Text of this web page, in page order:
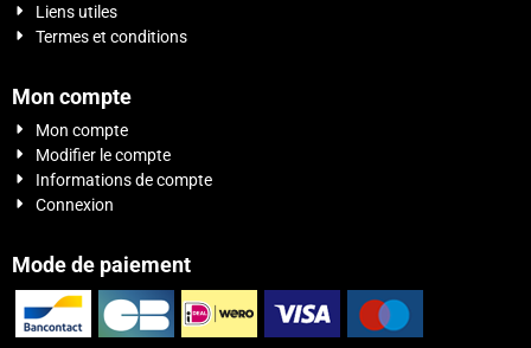
Liens utiles
Termes et conditions
Mon compte
Mon compte
Modifier le compte
Informations de compte
Connexion
Mode de paiement